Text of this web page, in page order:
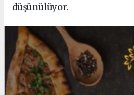
düşünülüyor.